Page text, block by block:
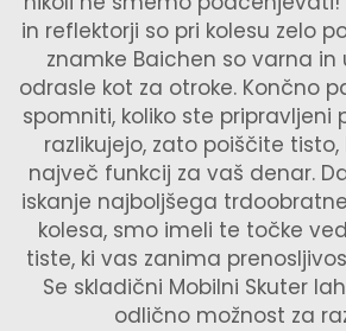
in reflektorji so pri kolesu zelo
znamke Baichen so varna in
odrasle kot za otroke. Končno
spomniti, koliko ste pripravljeni
razlikujejo, zato poiščite
največ funkcij za vaš denar.
iskanje najboljšega
kolesa, smo imeli te točke
tiste, ki vas zanima
Se skladični Mobilni Skuter
odlično možnost za